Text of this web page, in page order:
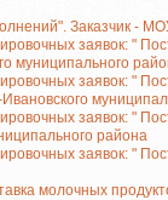
Заказчик -
заявок: "
муниципального
заявок: "
заявок: "
района
заявок: "
молочных